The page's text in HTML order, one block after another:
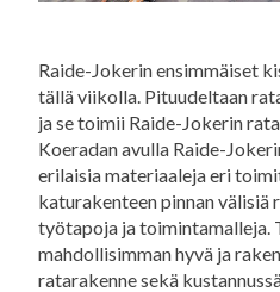
Raide-Jokerin ensimmäiset
tällä viikolla. Pituudeltaan
ja se toimii Raide-Jokerin
Koeradan avulla Raide-
erilaisia materiaaleja eri
katurakenteen pinnan välisiä
työtapoja ja toimintamalleja.
mahdollisimman hyvä ja
ratarakenne sekä